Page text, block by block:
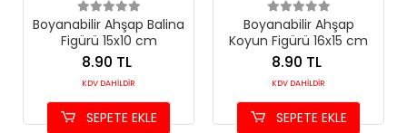
Boyanabilir Ahşap Balina
Figürü 15x10 cm
8.90 TL
KDV DAHİLDİR
SEPETE EKLE
Boyanabilir Ahşap
Koyun Figürü 16x15 cm
8.90 TL
KDV DAHİLDİR
SEPETE EKLE